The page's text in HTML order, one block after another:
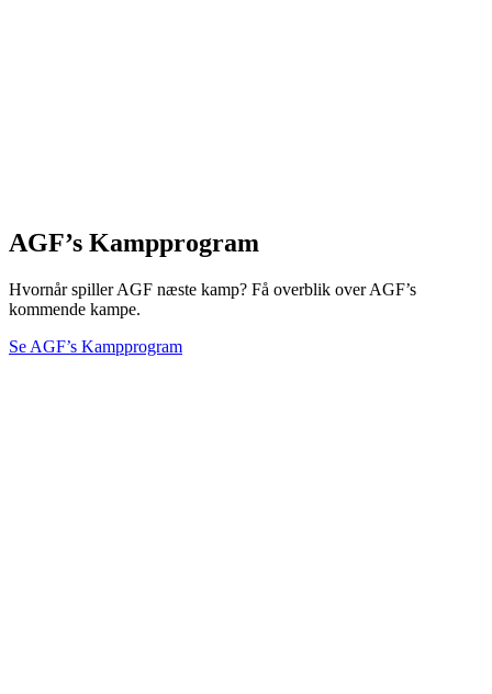
AGF’s Kampprogram
Hvornår spiller AGF næste kamp? Få overblik over AGF’s
kommende kampe.
Se AGF’s Kampprogram